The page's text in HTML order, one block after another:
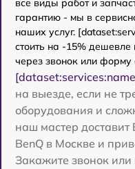
все виды работ и
гарантию - мы в
наших услуг.
стоить на -15%
через звонок или форму
на выезде, если не
оборудования и
наш мастер доставит
BenQ в Москве и
Закажите звонок